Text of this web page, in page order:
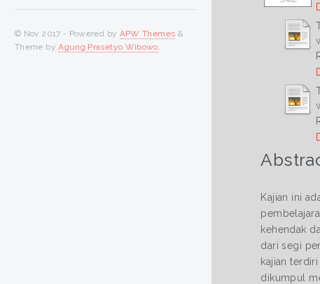
Kajian ini
kehendak
dari segi
kajian
dikumpul
© Nov 2017 - Powered by APW Themes &
Theme byAgung Prasetyo Wibowo.